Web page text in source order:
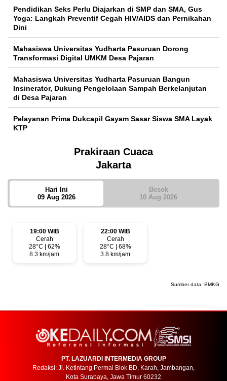
Pendidikan Seks Perlu Diajarkan di SMP dan SMA, Gus
Yoga: Langkah Preventif Cegah HIV/AIDS dan Pernikahan
Dini
Mahasiswa Universitas Yudharta Pasuruan Dorong
Transformasi Digital UMKM Desa Pajaran
Mahasiswa Universitas Yudharta Pasuruan Bangun
Insinerator, Dukung Pengelolaan Sampah Berkelanjutan
di Desa Pajaran
Pelayanan Prima Dukcapil Gayam Sasar Siswa SMA Layak
KTP
Prakiraan Cuaca
Jakarta
Hari Ini
09 Aug 2026
Besok
10 Aug 2026
19:00 WIB
Cerah
28°C | 62%
8.3 km/jam
22:00 WIB
Cerah
28°C | 68%
3.8 km/jam
Sumber data: BMKG
PT. LAZUARDI INTERMEDIA GROUP
Redaksi: Jl. Ketintang Permai Blok BD, Karah, Jambangan,
Kota Surabaya, Jawa Timur 60232